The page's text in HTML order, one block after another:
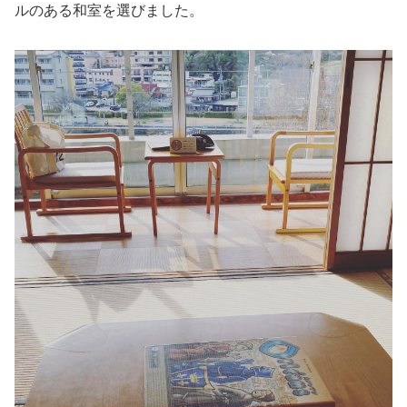
ルのある和室を選びました。